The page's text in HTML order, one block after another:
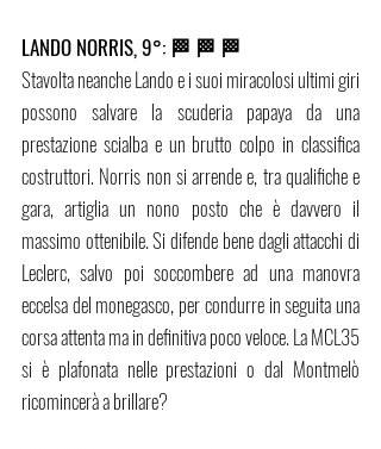
LANDO NORRIS, 9°: 🏁 🏁 🏁
Stavolta neanche Lando e i suoi miracolosi ultimi giri
possono salvare la scuderia papaya da una
prestazione scialba e un brutto colpo in classifica
costruttori. Norris non si arrende e, tra qualifiche e
gara, artiglia un nono posto che è davvero il
massimo ottenibile. Si difende bene dagli attacchi di
Leclerc, salvo poi soccombere ad una manovra
eccelsa del monegasco, per condurre in seguita una
corsa attenta ma in definitiva poco veloce. La MCL35
si è plafonata nelle prestazioni o dal Montmelò
ricomincerà a brillare?